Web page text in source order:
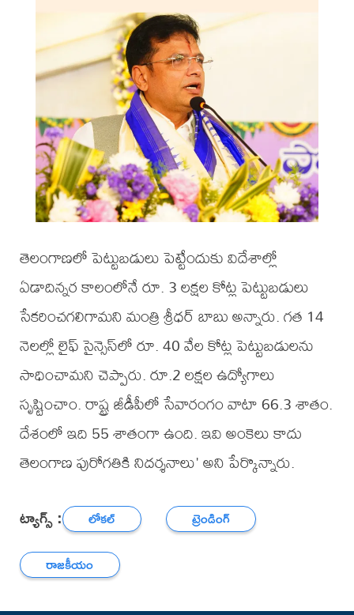
తెలంగాణలో పెట్టుబడులు పెట్టేందుకు విదేశాల్లో
ఏడాదిన్నర కాలంలోనే రూ. 3 లక్షల కోట్ల పెట్టుబడులు
సేకరించగలిగామని మంత్రి శ్రీధర్ బాబు అన్నారు. గత 14
నెలల్లో లైఫ్ సైన్సెస్‌లో రూ. 40 వేల కోట్ల పెట్టుబడులను
సాధించామని చెప్పారు. రూ.2 లక్షల ఉద్యోగాలు
సృష్టించాం. రాష్ట్ర జీడీపీలో సేవారంగం వాటా 66.3 శాతం.
దేశంలో ఇది 55 శాతంగా ఉంది. ఇవి అంకెలు కాదు
తెలంగాణ పురోగతికి నిదర్శనాలు' అని పేర్కొన్నారు.
ట్యాగ్స్ : లోకల్
ట్రెండింగ్
రాజకీయం